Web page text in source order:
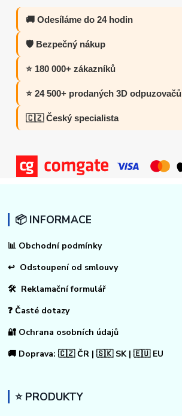
🚚 Odesíláme do 24 hodin
🛡️ Bezpečný nákup
⭐ 180 000+ zákazníků
⭐ 24 500+ prodaných 3D odpuzovačů
🇨🇿 Český specialista
📦 INFORMACE
📊 Obchodní podmínky
↩ Odstoupení od smlouvy
🛠 Reklamační formulář
❓ Časté dotazy
🔐 Ochrana osobních údajů
🚚 Doprava: 🇨🇿 ČR | 🇸🇰 SK | 🇪🇺 EU
⭐ PRODUKTY